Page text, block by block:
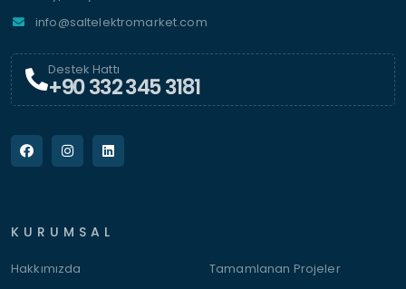
info@saltelektromarket.com
Destek Hattı
+90 332 345 3181
KURUMSAL
Hakkımızda
Tamamlanan Projeler